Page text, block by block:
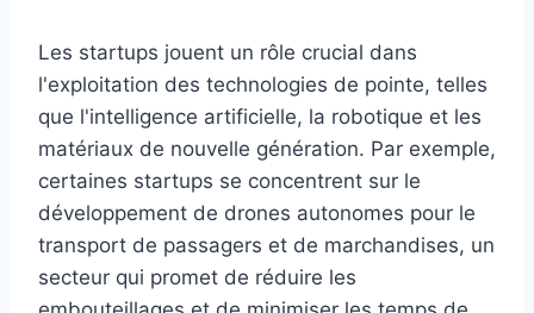
Les startups jouent un rôle crucial dans
l'exploitation des technologies de pointe, telles
que l'intelligence artificielle, la robotique et les
matériaux de nouvelle génération. Par exemple,
certaines startups se concentrent sur le
développement de drones autonomes pour le
transport de passagers et de marchandises, un
secteur qui promet de réduire les